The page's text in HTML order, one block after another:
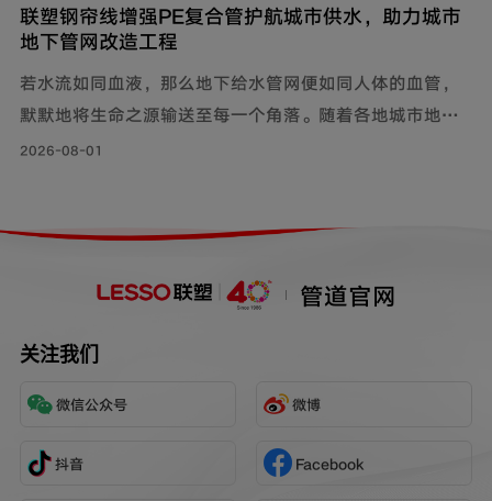
联塑钢帘线增强PE复合管护航城市供水，助力城市
地下管网改造工程
若水流如同血液，那么地下给水管网便如同人体的血管，
默默地将生命之源输送至每一个角落。随着各地城市地下
管网改造工程持续落地，老旧管线迭代升级，联塑给水用
系统的坚实保障。
2026-08-01
管道官网
关注我们
微信公众号 微博
抖音 Facebook